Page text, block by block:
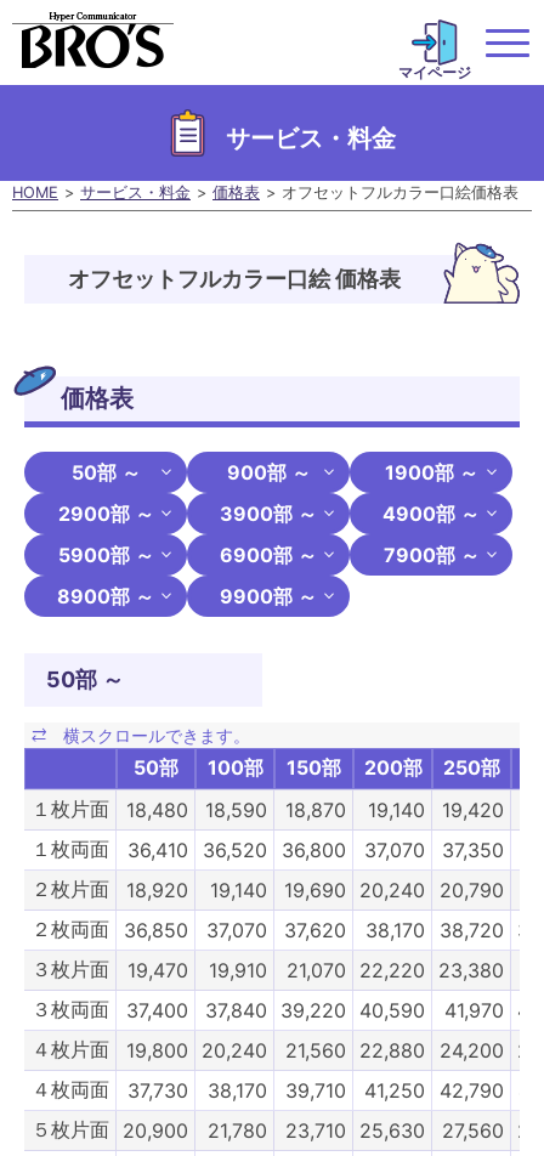
マイページ
サービス・料金
HOME サービス・料金 価格表 オフセットフルカラー口絵価格表
オフセットフルカラー口絵 価格表
価格表
50部 ～ 900部 ～
1900部 ～
2900部 ～
3900部 ～
4900部 ～
5900部 ～
6900部 ～
7900部 ～
8900部 ～
9900部 ～
50部 ～
50部 100部 150部 200部 250部
１枚片面
18,480 18,590 18,870 19,140 19,420
１枚両面
36,410 36,520 36,800 37,070 37,350
２枚片面
18,920 19,140 19,690 20,240 20,790
２枚両面
36,850 37,070 37,620 38,170 38,720
３枚片面
19,470 19,910 21,070 22,220 23,380
３枚両面
37,400 37,840 39,220 40,590 41,970
４枚片面
19,800 20,240 21,560 22,880 24,200
４枚両面
37,730 38,170 39,710 41,250 42,790
５枚片面 20,900 21,780 23,710 25,630 27,560